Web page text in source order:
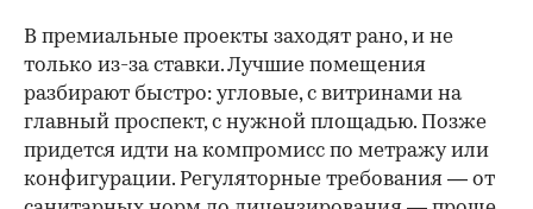
В премиальные проекты заходят рано, и не
только из-за ставки. Лучшие помещения
разбирают быстро: угловые, с витринами на
главный проспект, с нужной площадью. Позже
придется идти на компромисс по метражу или
конфигурации. Регуляторные требования — от